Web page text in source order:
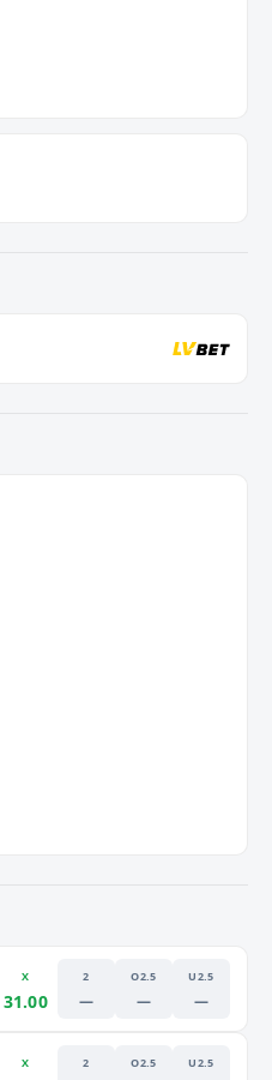
X
31.00
2
—
O2.5
—
U2.5
—
X 2 O2.5 U2.5